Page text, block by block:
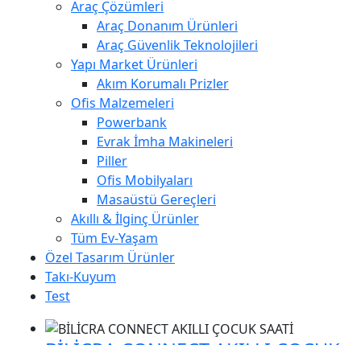
Araç Çözümleri
Araç Donanım Ürünleri
Araç Güvenlik Teknolojileri
Yapı Market Ürünleri
Akım Korumalı Prizler
Ofis Malzemeleri
Powerbank
Evrak İmha Makineleri
Piller
Ofis Mobilyaları
Masaüstü Gereçleri
Akıllı & İlginç Ürünler
Tüm Ev-Yaşam
Özel Tasarım Ürünler
Takı-Kuyum
Test